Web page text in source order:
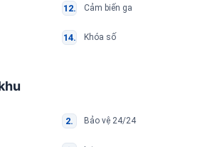
Cảm biến ga
Khóa số
Bảo vệ 24/24